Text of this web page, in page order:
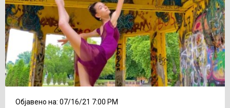
Објавено на: 07/16/21 7:00 PM